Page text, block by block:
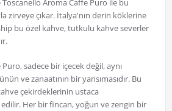
Aroma Caffe Puro ile bu
zirveye çıkar. İtalya'nın derin köklerine
bu özel kahve, tutkulu kahve severler
sadece bir içecek değil, aynı
ve zanaatının bir yansımasıdır. Bu
çekirdeklerinin ustaca
Her bir fincan, yoğun ve zengin bir